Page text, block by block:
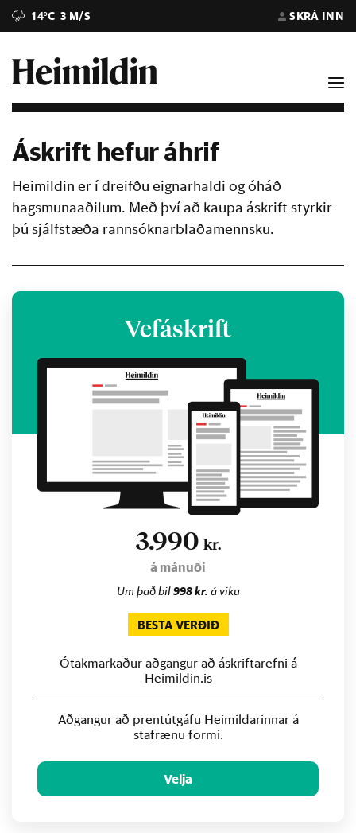
14°C 3 M/S SKRÁ INN
Áskrift hefur áhrif
Heimildin er í dreifðu eignarhaldi og óháð
hagsmunaaðilum. Með því að kaupa áskrift styrkir
þú sjálfstæða rannsóknarblaðamennsku.
Vefáskrift
3.990 kr.
á mánuði
Um það bil998 kr. á viku
BESTA VERÐIÐ
Ótakmarkaður aðgangur að áskriftarefni á
Heimildin.is
Aðgangur að prentútgáfu Heimildarinnar á
stafrænu formi.
Velja